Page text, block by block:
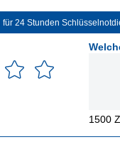
für 24 Stunden
1500